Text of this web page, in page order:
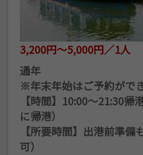
3,200円～5,000円／1人
通年
※年末年始はご予約がで
【時間】10:00〜21:30
に帰港）
【所要時間】出港前準
可）